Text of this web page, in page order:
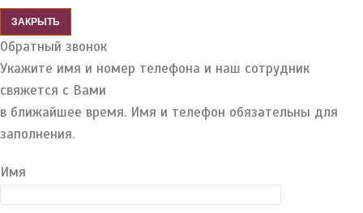
ЗАКРЫТЬ
Обратный звонок
Укажите имя и номер телефона и наш сотрудник
свяжется с Вами
в ближайшее время. Имя и телефон обязательны для
заполнения.
Имя